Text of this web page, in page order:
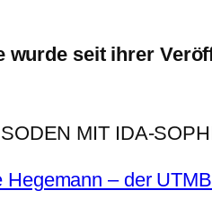
wurde seit ihrer
MIT IDA-
Hegemann – der